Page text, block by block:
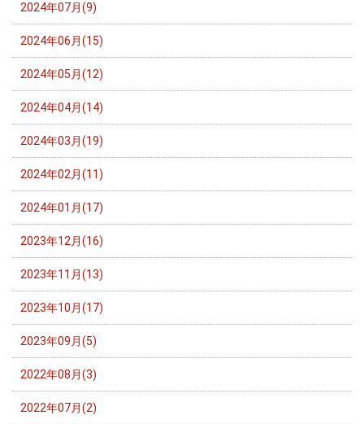
2024年07月(9)
2024年06月(15)
2024年05月(12)
2024年04月(14)
2024年03月(19)
2024年02月(11)
2024年01月(17)
2023年12月(16)
2023年11月(13)
2023年10月(17)
2023年09月(5)
2022年08月(3)
2022年07月(2)